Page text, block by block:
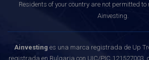
Residents of your country are not permitted
Ainvesting.
Ainvesting es una marca registrada de Up
registrada en Bulgaria con UIC/PIC 121527003,